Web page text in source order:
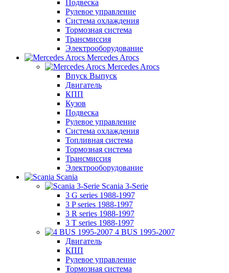
Подвеска
Рулевое управление
Система охлаждения
Тормозная система
Трансмиссия
Электрооборудование
Mercedes Arocs
Mercedes Arocs
Впуск Выпуск
Двигатель
КПП
Кузов
Подвеска
Рулевое управление
Система охлаждения
Топливная система
Тормозная система
Трансмиссия
Электрооборудование
Scania
Scania 3-Serie
3 G series 1988-1997
3 P series 1988-1997
3 R series 1988-1997
3 T series 1988-1997
4 BUS 1995-2007
Двигатель
КПП
Рулевое управление
Тормозная система